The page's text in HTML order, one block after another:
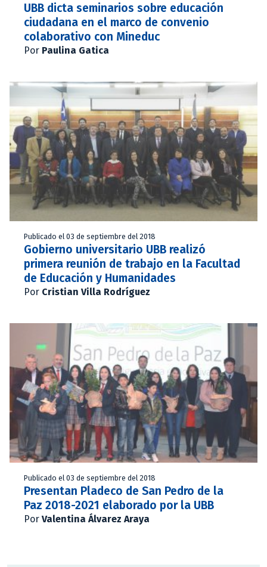
UBB dicta seminarios sobre educación
ciudadana en el marco de convenio
colaborativo con Mineduc
Por Paulina Gatica
Publicado el 03 de septiembre del 2018
Gobierno universitario UBB realizó
primera reunión de trabajo en la Facultad
de Educación y Humanidades
Por Cristian Villa Rodríguez
Publicado el 03 de septiembre del 2018
Presentan Pladeco de San Pedro de la
Paz 2018-2021 elaborado por la UBB
Por Valentina Álvarez Araya